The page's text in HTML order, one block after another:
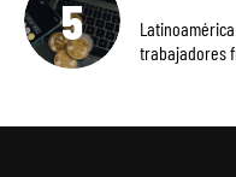
trabajadores